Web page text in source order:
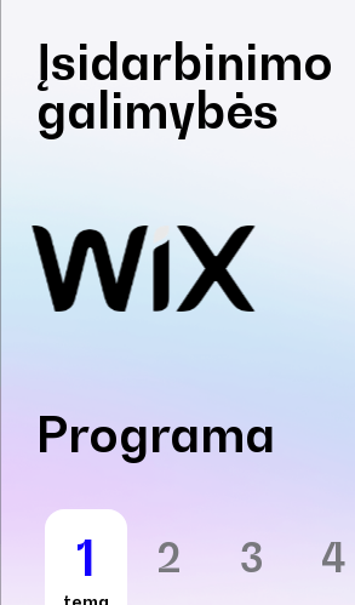
Įsidarbinimo
galimybės
Programa
1
tema
2 3 4